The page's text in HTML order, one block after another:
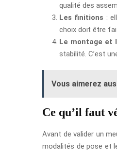
qualité des
Les finitions :
choix doit être
Le montage et
stabilité. C’est
Vous aimerez
Ce qu’il faut
Avant de valider un
modalités de pose et